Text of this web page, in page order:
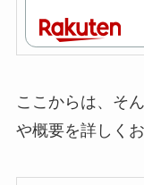
ここからは、そ
や概要を詳しく